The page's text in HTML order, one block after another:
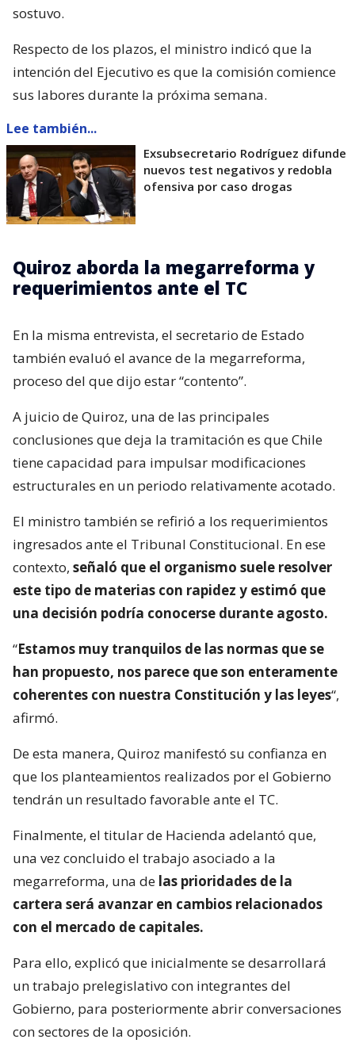
sostuvo.
Respecto de los plazos, el ministro indicó que la
intención del Ejecutivo es que la comisión comience
sus labores durante la próxima semana.
Lee también...
Exsubsecretario Rodríguez difunde
nuevos test negativos y redobla
ofensiva por caso drogas
Quiroz aborda la megarreforma y
requerimientos ante el TC
En la misma entrevista, el secretario de Estado
también evaluó el avance de la megarreforma,
proceso del que dijo estar “contento”.
A juicio de Quiroz, una de las principales
conclusiones que deja la tramitación es que Chile
tiene capacidad para impulsar modificaciones
estructurales en un periodo relativamente acotado.
El ministro también se refirió a los requerimientos
ingresados ante el Tribunal Constitucional. En ese
contexto, señaló que el organismo suele resolver
este tipo de materias con rapidez y estimó que
una decisión podría conocerse durante agosto.
“Estamos muy tranquilos de las normas que se
han propuesto, nos parece que son enteramente
coherentes con nuestra Constitución y las leyes“,
afirmó.
De esta manera, Quiroz manifestó su confianza en
que los planteamientos realizados por el Gobierno
tendrán un resultado favorable ante el TC.
Finalmente, el titular de Hacienda adelantó que,
una vez concluido el trabajo asociado a la
megarreforma, una de las prioridades de la
cartera será avanzar en cambios relacionados
con el mercado de capitales.
Para ello, explicó que inicialmente se desarrollará
un trabajo prelegislativo con integrantes del
Gobierno, para posteriormente abrir conversaciones
con sectores de la oposición.